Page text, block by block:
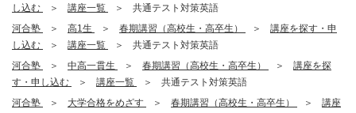
し込む
講座一覧
共通テスト対策英語
河合塾
高1生 春期講習（高校生・高卒生）
講座を探す・申
し込む
講座一覧
共通テスト対策英語
河合塾
中高一貫生 春期講習（高校生・高卒生）
講座を探
す・申し込む
講座一覧
共通テスト対策英語
河合塾
大学合格をめざす 春期講習（高校生・高卒生）
講座